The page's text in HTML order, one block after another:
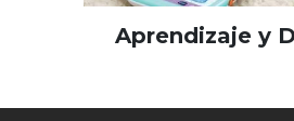
Aprendizaje y